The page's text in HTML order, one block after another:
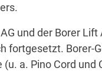
und der Borer Lift
fortgesetzt. Borer-
a. Pino Cord und